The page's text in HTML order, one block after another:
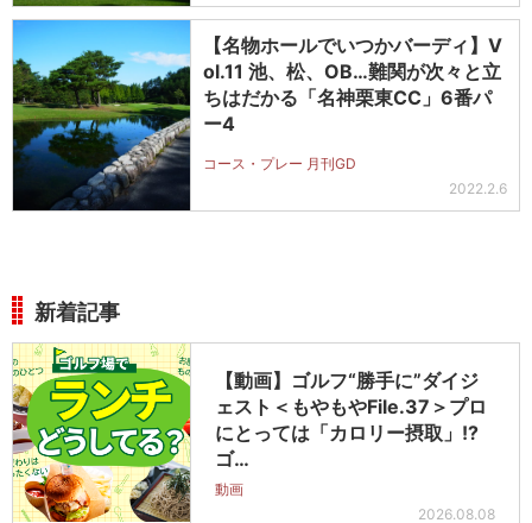
【名物ホールでいつかバーディ】V
ol.11 池、松、OB…難関が次々と立
ちはだかる「名神栗東CC」6番パ
ー4
コース・プレー 月刊GD
2022.2.6
新着記事
【動画】ゴルフ“勝手に”ダイジ
ェスト＜もやもやFile.37＞プロ
にとっては「カロリー摂取」!?
ゴ…
動画
2026.08.08